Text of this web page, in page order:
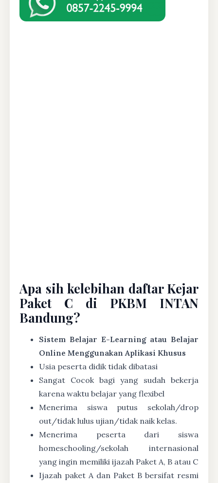
Apa sih kelebihan daftar Kejar
Paket C di PKBM INTAN
Bandung?
Sistem Belajar E-Learning atau Belajar
Online Menggunakan Aplikasi Khusus
Usia peserta didik tidak dibatasi
Sangat Cocok bagi yang sudah bekerja
karena waktu belajar yang flexibel
Menerima siswa putus sekolah/drop
out/tidak lulus ujian/tidak naik kelas.
Menerima peserta dari siswa
homeschooling/sekolah internasional
yang ingin memiliki ijazah Paket A, B atau C
Ijazah paket A dan Paket B bersifat resmi